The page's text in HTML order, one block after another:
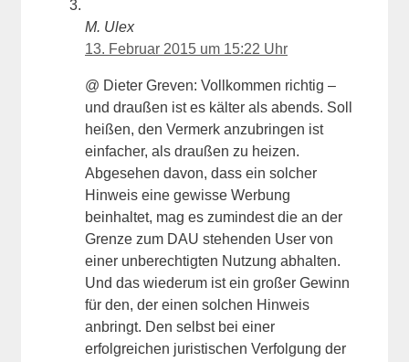
M. Ulex
13. Februar 2015 um 15:22 Uhr
@ Dieter Greven: Vollkommen richtig –
und draußen ist es kälter als abends. Soll
heißen, den Vermerk anzubringen ist
einfacher, als draußen zu heizen.
Abgesehen davon, dass ein solcher
Hinweis eine gewisse Werbung
beinhaltet, mag es zumindest die an der
Grenze zum DAU stehenden User von
einer unberechtigten Nutzung abhalten.
Und das wiederum ist ein großer Gewinn
für den, der einen solchen Hinweis
anbringt. Den selbst bei einer
erfolgreichen juristischen Verfolgung der